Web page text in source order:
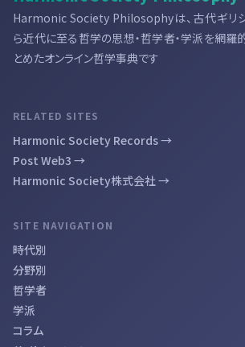
Harmonic Society Philosophyは、古代ギリ
ら近代に至る哲学の思想・哲学者・学派を網羅
とめたオンライン哲学事典です
RELATED SITES
Harmonic Society Records →
Post Web3 →
Harmonic Society株式会社 →
SITE NAVIGATION
時代別
分野別
哲学者
学派
コラム